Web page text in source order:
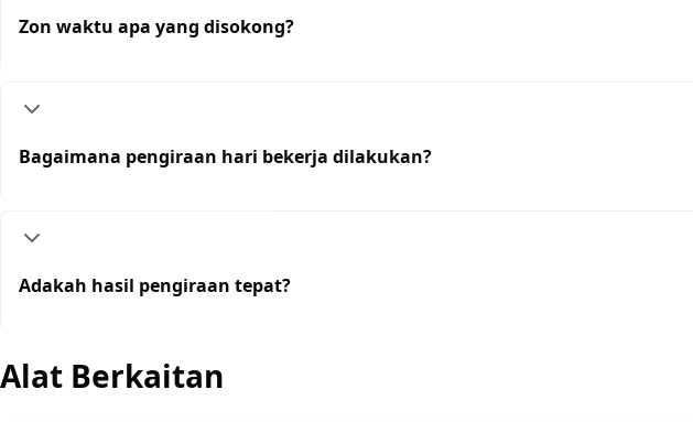
Zon waktu apa yang disokong?
Bagaimana pengiraan hari bekerja dilakukan?
Adakah hasil pengiraan tepat?
Alat Berkaitan